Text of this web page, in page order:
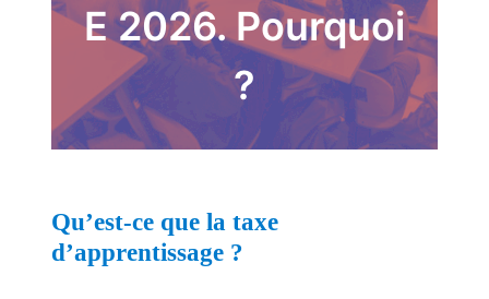
E 2026. Pourquoi
?
Qu’est-ce que la taxe
d’apprentissage ?